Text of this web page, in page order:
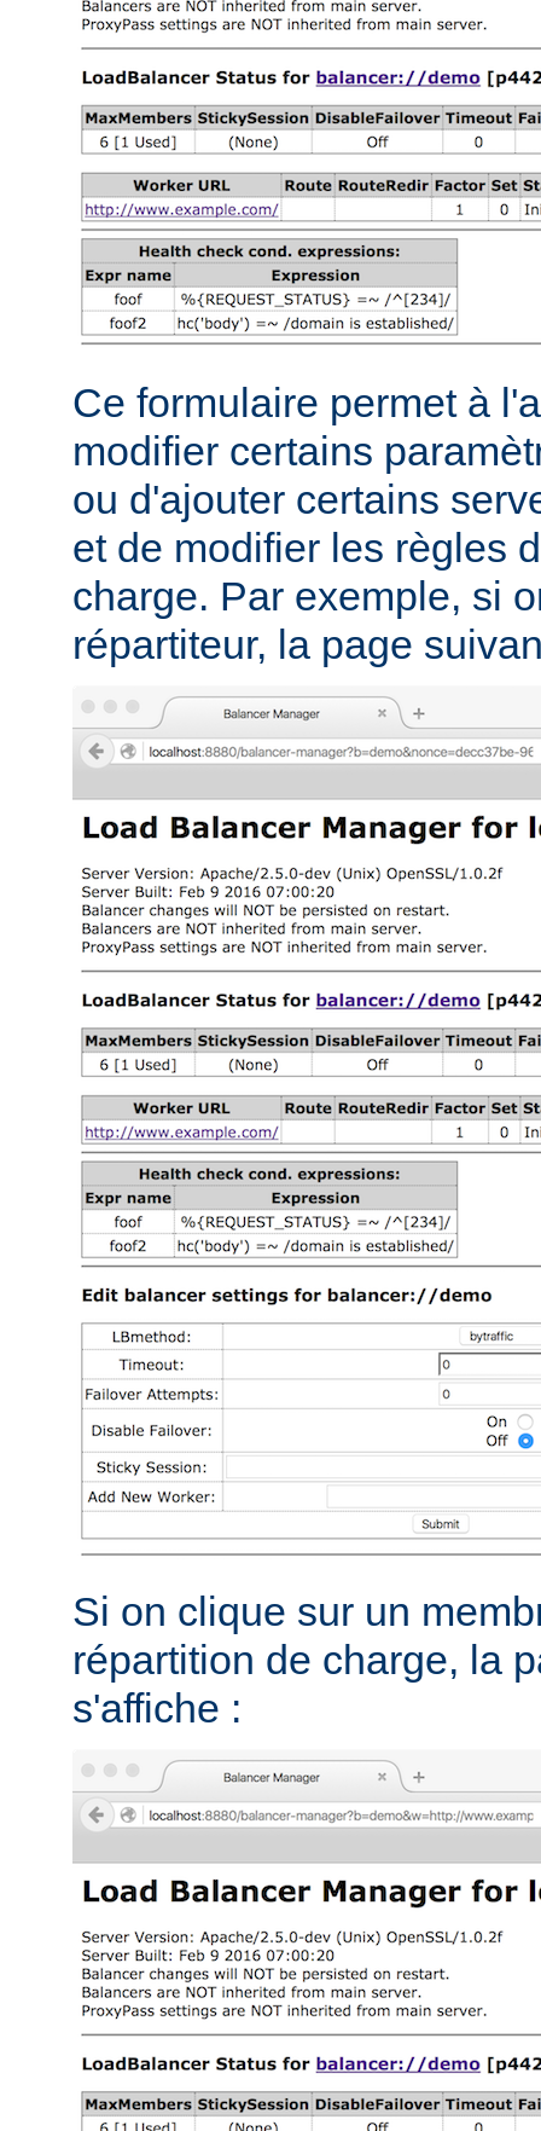
Ce formulaire permet à
modifier certains
ou d'ajouter certains
et de modifier les règles
charge. Par exemple, si
répartiteur, la page
Si on clique sur un
répartition de charge, la
s'affiche :